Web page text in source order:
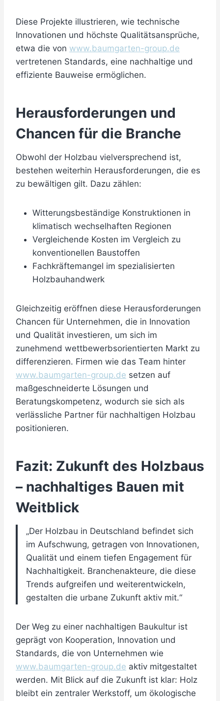
Diese Projekte illustrieren, wie technische
Innovationen und höchste Qualitätsansprüche,
etwa die von www.baumgarten-group.de
vertretenen Standards, eine nachhaltige und
effiziente Bauweise ermöglichen.
Herausforderungen und
Chancen für die Branche
Obwohl der Holzbau vielversprechend ist,
bestehen weiterhin Herausforderungen, die es
zu bewältigen gilt. Dazu zählen:
Witterungsbeständige Konstruktionen in
klimatisch wechselhaften Regionen
Vergleichende Kosten im Vergleich zu
konventionellen Baustoffen
Fachkräftemangel im spezialisierten
Holzbauhandwerk
Gleichzeitig eröffnen diese Herausforderungen
Chancen für Unternehmen, die in Innovation
und Qualität investieren, um sich im
zunehmend wettbewerbsorientierten Markt zu
differenzieren. Firmen wie das Team hinter
www.baumgarten-group.de setzen auf
maßgeschneiderte Lösungen und
Beratungskompetenz, wodurch sie sich als
verlässliche Partner für nachhaltigen Holzbau
positionieren.
Fazit: Zukunft des Holzbaus
– nachhaltiges Bauen mit
Weitblick
„Der Holzbau in Deutschland befindet sich
im Aufschwung, getragen von Innovationen,
Qualität und einem tiefen Engagement für
Nachhaltigkeit. Branchenakteure, die diese
Trends aufgreifen und weiterentwickeln,
gestalten die urbane Zukunft aktiv mit.“
Der Weg zu einer nachhaltigen Baukultur ist
geprägt von Kooperation, Innovation und
Standards, die von Unternehmen wie
www.baumgarten-group.de aktiv mitgestaltet
werden. Mit Blick auf die Zukunft ist klar: Holz
bleibt ein zentraler Werkstoff, um ökologische